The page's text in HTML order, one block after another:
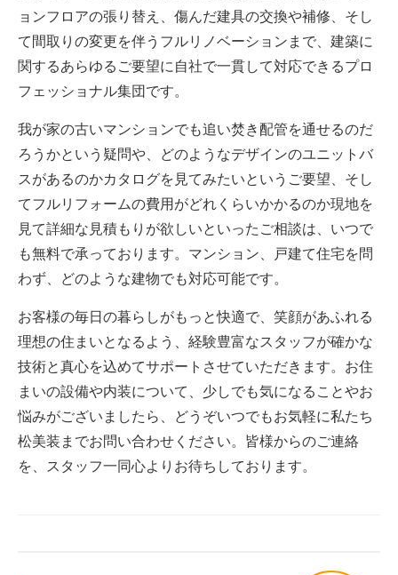
ョンフロアの張り替え、傷んだ建具の交換や補修、そし
て間取りの変更を伴うフルリノベーションまで、建築に
関するあらゆるご要望に自社で一貫して対応できるプロ
フェッショナル集団です。
我が家の古いマンションでも追い焚き配管を通せるのだ
ろうかという疑問や、どのようなデザインのユニットバ
スがあるのかカタログを見てみたいというご要望、そし
てフルリフォームの費用がどれくらいかかるのか現地を
見て詳細な見積もりが欲しいといったご相談は、いつで
も無料で承っております。マンション、戸建て住宅を問
わず、どのような建物でも対応可能です。
お客様の毎日の暮らしがもっと快適で、笑顔があふれる
理想の住まいとなるよう、経験豊富なスタッフが確かな
技術と真心を込めてサポートさせていただきます。お住
まいの設備や内装について、少しでも気になることやお
悩みがございましたら、どうぞいつでもお気軽に私たち
松美装までお問い合わせください。皆様からのご連絡
を、スタッフ一同心よりお待ちしております。